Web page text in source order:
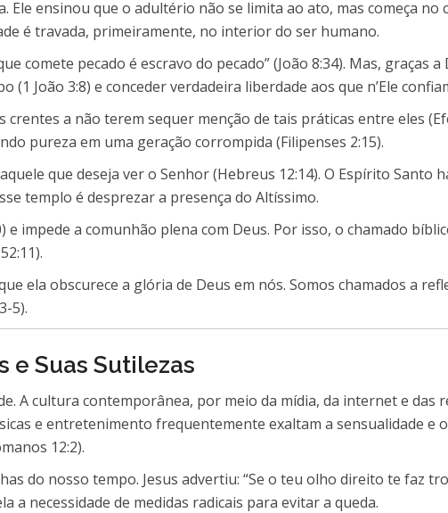
ensinou que o adultério não se limita ao ato, mas começa no
é travada, primeiramente, no interior do ser humano.
comete pecado é escravo do pecado” (João 8:34). Mas, graças a
João 3:8) e conceder verdadeira liberdade aos que n’Ele
a não terem sequer menção de tais práticas entre eles
pureza em uma geração corrompida (Filipenses 2:15).
que deseja ver o Senhor (Hebreus 12:14). O Espírito Santo
templo é desprezar a presença do Altíssimo.
impede a comunhão plena com Deus. Por isso, o chamado
ela obscurece a glória de Deus em nós. Somos chamados a
5).
e Suas Sutilezas
A cultura contemporânea, por meio da mídia, da internet e das
e entretenimento frequentemente exaltam a sensualidade e
12:2).
do nosso tempo. Jesus advertiu: “Se o teu olho direito te faz
a necessidade de medidas radicais para evitar a queda.